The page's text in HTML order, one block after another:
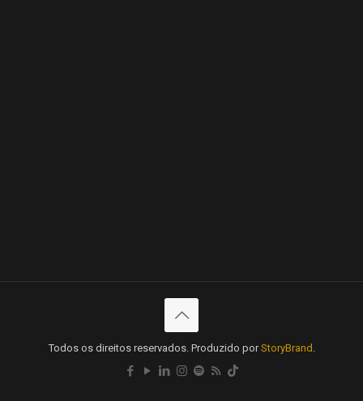
Todos os direitos reservados. Produzido porStoryBrand